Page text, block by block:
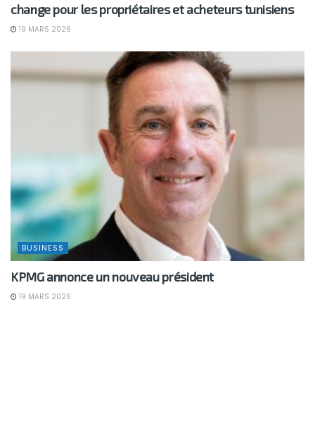
change pour les propriétaires et acheteurs tunisiens
19 MARS 2026
BUSINESS
KPMG annonce un nouveau président
19 MARS 2026